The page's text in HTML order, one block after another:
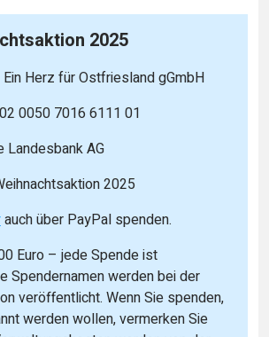
2025
Herz für Ostfriesland gGmbH
0050 7016 6111 01
Landesbank AG
2025
auch über PayPal spenden.
Euro – jede Spende ist
Spendernamen werden bei der
veröffentlicht. Wenn Sie spenden,
werden wollen, vermerken Sie